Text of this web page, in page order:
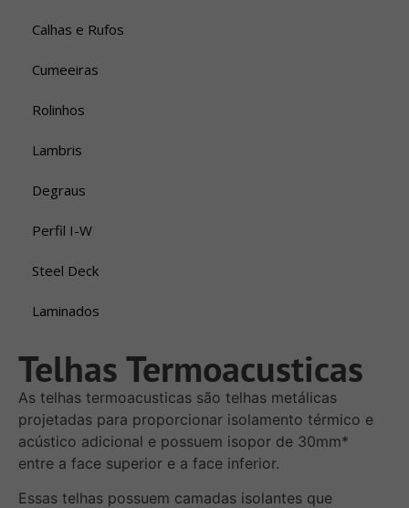
Calhas e Rufos
Cumeeiras
Rolinhos
Lambris
Degraus
Perfil I-W
Steel Deck
Laminados
Telhas Termoacusticas
As telhas termoacusticas são telhas metálicas
projetadas para proporcionar isolamento térmico e
acústico adicional e possuem isopor de 30mm*
entre a face superior e a face inferior.
Essas telhas possuem camadas isolantes que